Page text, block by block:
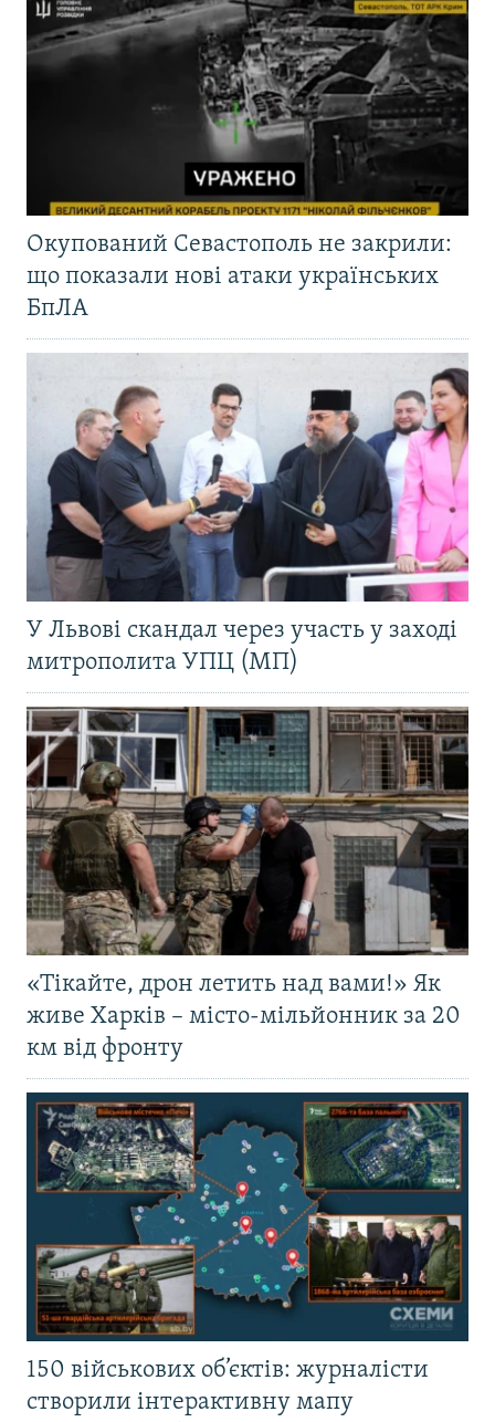
Окупований Севастополь не закрили:
що показали нові атаки українських
БпЛА
У Львові скандал через участь у заході
митрополита УПЦ (МП)
«Тікайте, дрон летить над вами!» Як
живе Харків – місто-мільйонник за 20
км від фронту
150 військових об’єктів: журналісти
створили інтерактивну мапу